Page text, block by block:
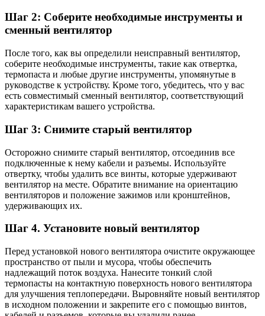
Шаг 2: Соберите необходимые инструменты и
сменный вентилятор
После того, как вы определили неисправный вентилятор,
соберите необходимые инструменты, такие как отвертка,
термопаста и любые другие инструменты, упомянутые в
руководстве к устройству. Кроме того, убедитесь, что у вас
есть совместимый сменный вентилятор, соответствующий
характеристикам вашего устройства.
Шаг 3: Снимите старый вентилятор
Осторожно снимите старый вентилятор, отсоединив все
подключенные к нему кабели и разъемы. Используйте
отвертку, чтобы удалить все винты, которые удерживают
вентилятор на месте. Обратите внимание на ориентацию
вентиляторов и положение зажимов или кронштейнов,
удерживающих их.
Шаг 4. Установите новый вентилятор
Перед установкой нового вентилятора очистите окружающее
пространство от пыли и мусора, чтобы обеспечить
надлежащий поток воздуха. Нанесите тонкий слой
термопасты на контактную поверхность нового вентилятора
для улучшения теплопередачи. Выровняйте новый вентилятор
в исходном положении и закрепите его с помощью винтов,